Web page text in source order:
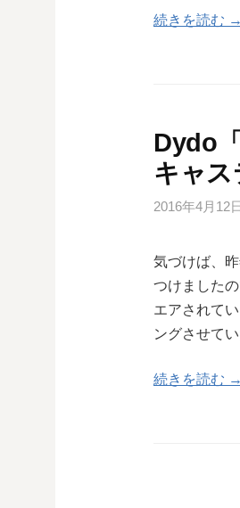
続きを読む →
Dydo
キャ
2016年4月12日
気づけば、
つけました
エアされて
ングさせて
続きを読む →